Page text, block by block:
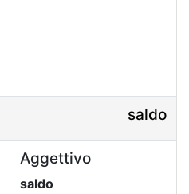
saldo
Aggettivo
saldo